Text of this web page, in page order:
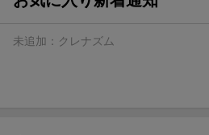
エントリー＆条件達成で『鬼滅の
【楽天24】日用品の楽天24と楽
未追加： クレナズム